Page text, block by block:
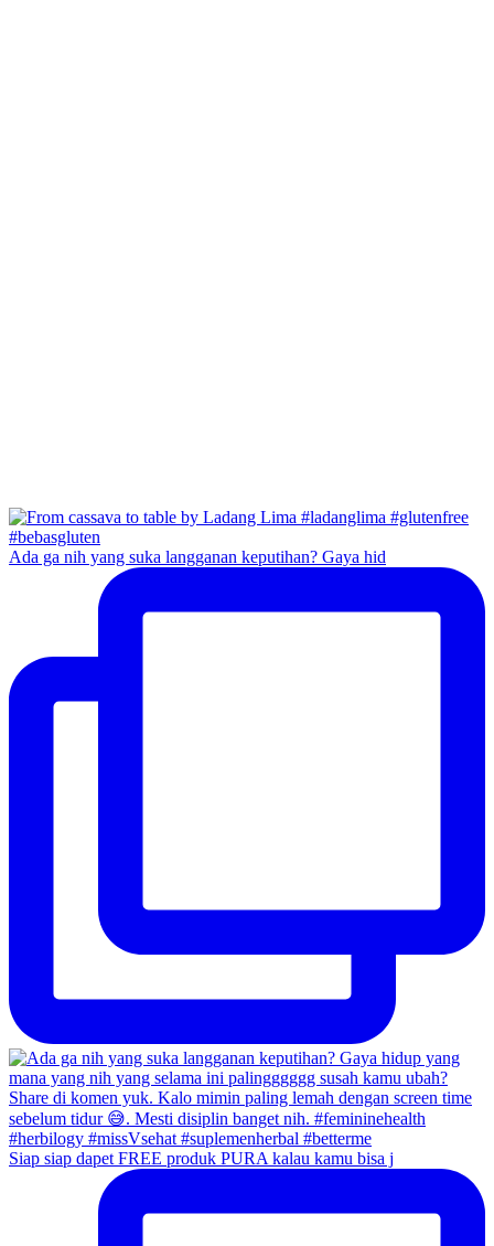
Ada ga nih yang suka langganan keputihan? Gaya hid
Siap siap dapet FREE produk PURA kalau kamu bisa j